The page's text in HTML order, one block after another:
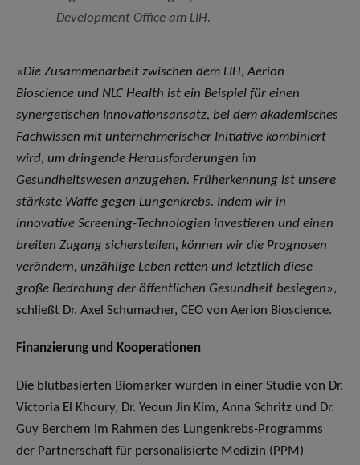
Development Office am LIH.
«Die Zusammenarbeit zwischen dem LIH, Aerion
Bioscience und NLC Health ist ein Beispiel für einen
synergetischen Innovationsansatz, bei dem akademisches
Fachwissen mit unternehmerischer Initiative kombiniert
wird, um dringende Herausforderungen im
Gesundheitswesen anzugehen. Früherkennung ist unsere
stärkste Waffe gegen Lungenkrebs. Indem wir in
innovative Screening-Technologien investieren und einen
breiten Zugang sicherstellen, können wir die Prognosen
verändern, unzählige Leben retten und letztlich diese
große Bedrohung der öffentlichen Gesundheit besiegen»,
schließt Dr. Axel Schumacher, CEO von Aerion Bioscience.
Finanzierung und Kooperationen
Die blutbasierten Biomarker wurden in einer Studie von Dr.
Victoria El Khoury, Dr. Yeoun Jin Kim, Anna Schritz und Dr.
Guy Berchem im Rahmen des Lungenkrebs-Programms
der Partnerschaft für personalisierte Medizin (PPM)